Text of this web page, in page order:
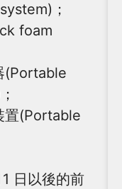
；
foam
(Portable
日以後的前